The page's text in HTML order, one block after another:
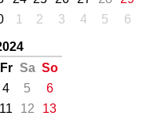
1 2 3 4 5 6
Fr Sa So
4 5
6
11 12
13